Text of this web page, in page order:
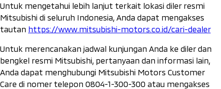
Untuk mengetahui lebih lanjut terkait lokasi diler resmi
Mitsubishi di seluruh Indonesia, Anda dapat mengakses
tautan https://www.mitsubishi-motors.co.id/cari-dealer
Untuk merencanakan jadwal kunjungan Anda ke diler dan
bengkel resmi Mitsubishi, pertanyaan dan informasi lain,
Anda dapat menghubungi Mitsubishi Motors Customer
Care di nomer telepon 0804-1-300-300 atau mengakses